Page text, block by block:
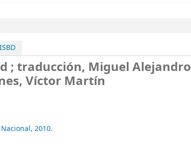
; traducción, Miguel Alejandro
Víctor Martín
2010.